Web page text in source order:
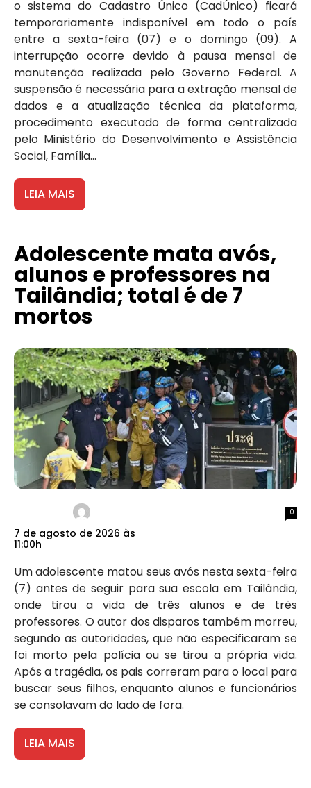
o sistema do Cadastro Único (CadÚnico) ficará
temporariamente indisponível em todo o país
entre a sexta-feira (07) e o domingo (09). A
interrupção ocorre devido à pausa mensal de
manutenção realizada pelo Governo Federal. A
suspensão é necessária para a extração mensal de
dados e a atualização técnica da plataforma,
procedimento executado de forma centralizada
pelo Ministério do Desenvolvimento e Assistência
Social, Família...
LEIA MAIS
Adolescente mata avós,
alunos e professores na
Tailândia; total é de 7
mortos
7 de agosto de 2026 às
11:00h
0
Um adolescente matou seus avós nesta sexta-feira
(7) antes de seguir para sua escola em Tailândia,
onde tirou a vida de três alunos e de três
professores. O autor dos disparos também morreu,
segundo as autoridades, que não especificaram se
foi morto pela polícia ou se tirou a própria vida.
Após a tragédia, os pais correram para o local para
buscar seus filhos, enquanto alunos e funcionários
se consolavam do lado de fora.
LEIA MAIS